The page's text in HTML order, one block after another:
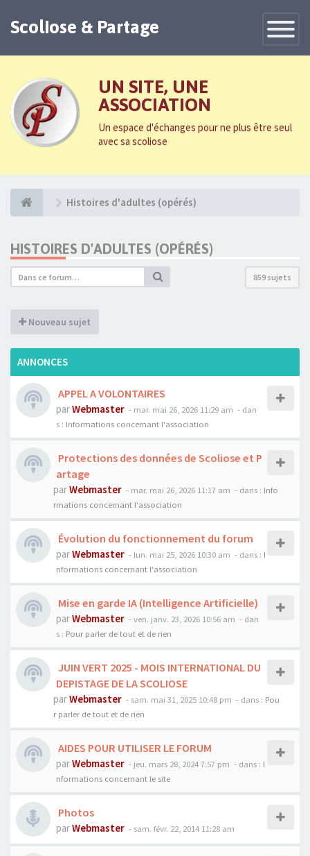
Toggle
Scoliose & Partage
UN SITE, UNE
ASSOCIATION
Un espace d'échanges pour ne plus être seul
avec sa scoliose
Histoires d'adultes (opérés)
HISTOIRES D'ADULTES (OPÉRÉS)
859 sujets
Nouveau sujet
ANNONCES
APPEL A VOLONTAIRES
parWebmaster - mar. mai 26, 2026 11:29 am - dan
s : Informations concernant l'association
Protections des données de Scoliose et P
artage
parWebmaster - mar. mai 26, 2026 11:17 am - dans : Info
rmations concernant l'association
Évolution du fonctionnement du forum
parWebmaster - lun. mai 25, 2026 10:30 am - dans : I
nformations concernant l'association
Mise en garde IA (Intelligence Artificielle)
parWebmaster - ven. janv. 23, 2026 10:56 am - dan
s : Pour parler de tout et de rien
JUIN VERT 2025 - MOIS INTERNATIONAL DU
DEPISTAGE DE LA SCOLIOSE
parWebmaster - sam. mai 31, 2025 10:48 pm - dans : Pou
r parler de tout et de rien
AIDES POUR UTILISER LE FORUM
parWebmaster - jeu. mars 28, 2024 7:57 pm - dans : I
nformations concernant le site
Photos
parWebmaster - sam. févr. 22, 2014 11:28 am